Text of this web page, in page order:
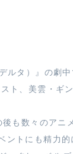
ルタ）』の劇
ト、美雲・ギ
も数々のアニ
ントにも精力的